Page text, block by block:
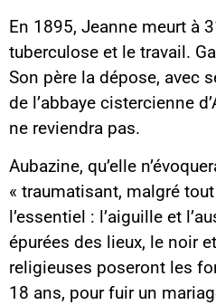
En 1895, Jeanne meurt à
tuberculose et le travail.
Son père la dépose, avec
de l’abbaye cistercienne
ne reviendra pas.
Aubazine, qu’elle
« traumatisant, malgré
l’essentiel : l’aiguille et
épurées des lieux, le noir
religieuses poseront les
18 ans, pour fuir un